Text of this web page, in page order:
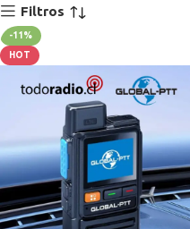
Filtros
-11%
HOT